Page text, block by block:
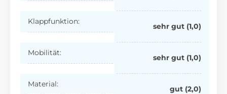
Klappfunktion:
sehr gut (1,0)
Mobilität:
sehr gut (1,0)
Material:
gut (2,0)